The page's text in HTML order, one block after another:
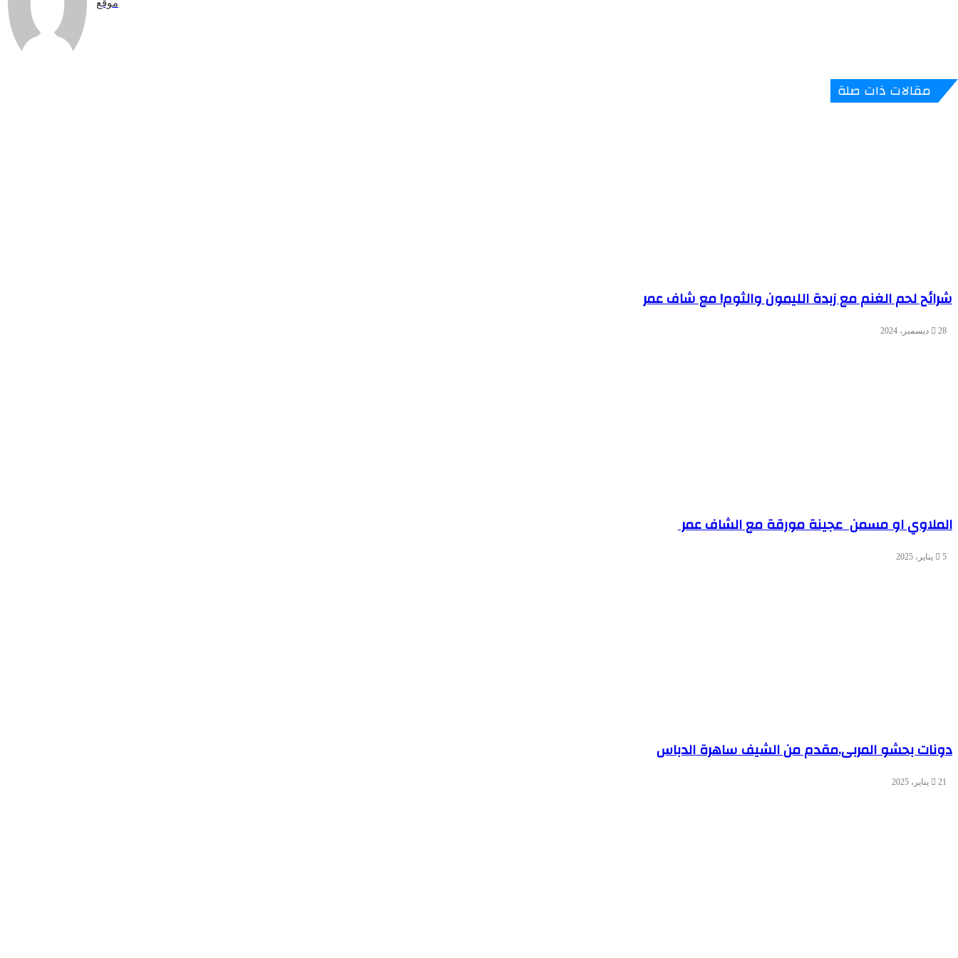
موقع
مقالات ذات صلة
شرائح لحم الغنم مع زبدة الليمون والثوم! مع شاف عمر
28 ديسمبر، 2024
الملاوي او مسمن عجينة مورقة مع الشاف عمر
5 يناير، 2025
دونات بحشو المربى.مقدم من الشيف ساهرة الدباس
21 يناير، 2025